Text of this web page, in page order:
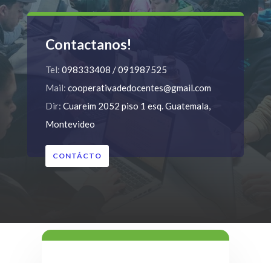
Contactanos!
Tel: 098333408 / 091987525
Mail: cooperativadedocentes@gmail.com
Dir: Cuareim 2052 piso 1 esq. Guatemala,
Montevideo
CONTÁCTO